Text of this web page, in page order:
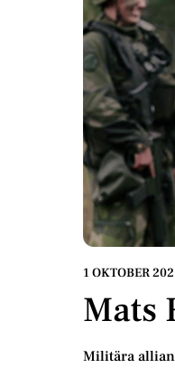
1 OKTOBER
Mats
Militära